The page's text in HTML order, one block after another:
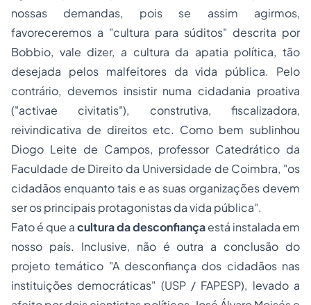
nossas demandas, pois se assim agirmos,
favoreceremos a "cultura para súditos" descrita por
Bobbio, vale dizer, a cultura da apatia política, tão
desejada pelos malfeitores da vida pública. Pelo
contrário, devemos insistir numa cidadania proativa
("activae civitatis"), construtiva, fiscalizadora,
reivindicativa de direitos etc. Como bem sublinhou
Diogo Leite de Campos, professor Catedrático da
Faculdade de Direito da Universidade de Coimbra, "os
cidadãos enquanto tais e as suas organizações devem
ser os principais protagonistas da vida pública".
Fato é que acultura da desconfiançaestá instalada em
nosso país. Inclusive, não é outra a conclusão do
projeto temático "A desconfiança dos cidadãos nas
instituições democráticas" (USP / FAPESP), levado a